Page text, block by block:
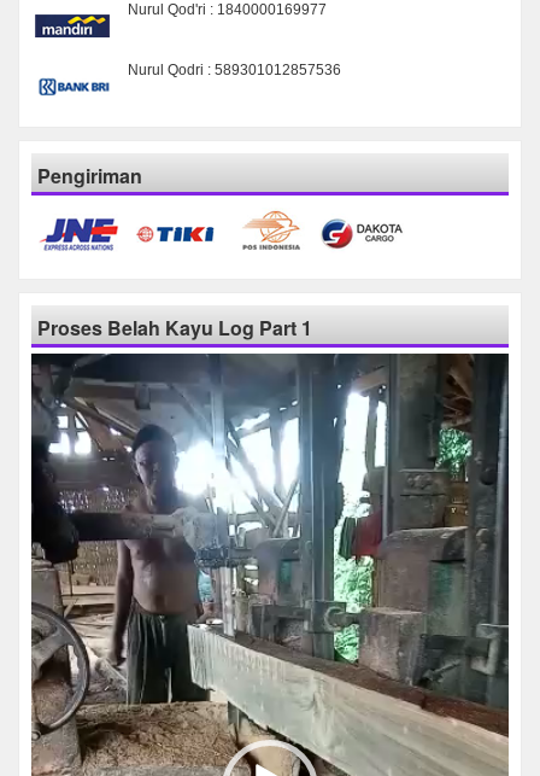
Nurul Qod'ri : 1840000169977
Nurul Qodri : 589301012857536
Pengiriman
Proses Belah Kayu Log Part 1
Pemutar
Video